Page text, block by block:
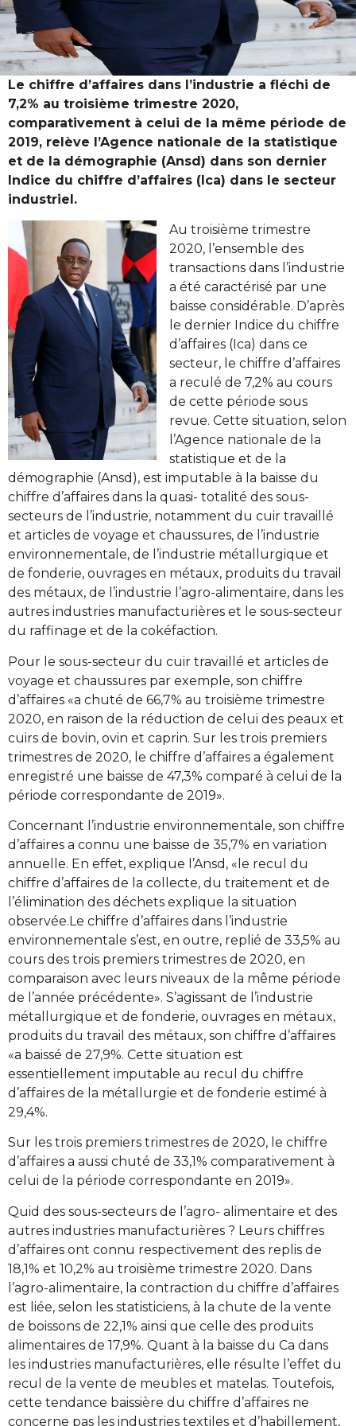
Le chiffre d’affaires dans l’industrie a fléchi de
7,2% au troisième trimestre 2020,
comparativement à celui de la même période de
2019, relève l’Agence nationale de la statistique
et de la démographie (Ansd) dans son dernier
Indice du chiffre d’affaires (Ica) dans le secteur
industriel.
Au troisième trimestre
2020, l’ensemble des
transactions dans l’industrie
a été caractérisé par une
baisse considérable. D’après
le dernier Indice du chiffre
d’affaires (Ica) dans ce
secteur, le chiffre d’affaires
a reculé de 7,2% au cours
de cette période sous
revue. Cette situation, selon
l’Agence nationale de la
statistique et de la
démographie (Ansd), est imputable à la baisse du
chiffre d’affaires dans la quasi- totalité des sous-
secteurs de l’industrie, notamment du cuir travaillé
et articles de voyage et chaussures, de l’industrie
environnementale, de l’industrie métallurgique et
de fonderie, ouvrages en métaux, produits du travail
des métaux, de l’industrie l’agro-alimentaire, dans les
autres industries manufacturières et le sous-secteur
du raffinage et de la cokéfaction.
Pour le sous-secteur du cuir travaillé et articles de
voyage et chaussures par exemple, son chiffre
d’affaires «a chuté de 66,7% au troisième trimestre
2020, en raison de la réduction de celui des peaux et
cuirs de bovin, ovin et caprin. Sur les trois premiers
trimestres de 2020, le chiffre d’affaires a également
enregistré une baisse de 47,3% comparé à celui de la
période correspondante de 2019».
Concernant l’industrie environnementale, son chiffre
d’affaires a connu une baisse de 35,7% en variation
annuelle. En effet, explique l’Ansd, «le recul du
chiffre d’affaires de la collecte, du traitement et de
l’élimination des déchets explique la situation
observée.Le chiffre d’affaires dans l’industrie
environnementale s’est, en outre, replié de 33,5% au
cours des trois premiers trimestres de 2020, en
comparaison avec leurs niveaux de la même période
de l’année précédente». S’agissant de l’industrie
métallurgique et de fonderie, ouvrages en métaux,
produits du travail des métaux, son chiffre d’affaires
«a baissé de 27,9%. Cette situation est
essentiellement imputable au recul du chiffre
d’affaires de la métallurgie et de fonderie estimé à
29,4%.
Sur les trois premiers trimestres de 2020, le chiffre
d’affaires a aussi chuté de 33,1% comparativement à
celui de la période correspondante en 2019».
Quid des sous-secteurs de l’agro- alimentaire et des
autres industries manufacturières ? Leurs chiffres
d’affaires ont connu respectivement des replis de
18,1% et 10,2% au troisième trimestre 2020. Dans
l’agro-alimentaire, la contraction du chiffre d’affaires
est liée, selon les statisticiens, à la chute de la vente
de boissons de 22,1% ainsi que celle des produits
alimentaires de 17,9%. Quant à la baisse du Ca dans
les industries manufacturières, elle résulte l’effet du
recul de la vente de meubles et matelas. Toutefois,
cette tendance baissière du chiffre d’affaires ne
concerne pas les industries textiles et d’habillement,